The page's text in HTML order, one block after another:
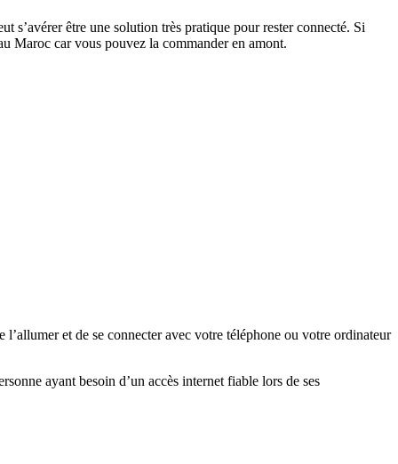
s’avérer être une solution très pratique pour rester connecté. Si
Maroc car vous pouvez la commander en amont.
et de se connecter avec votre téléphone ou votre ordinateur
ayant besoin d’un accès internet fiable lors de ses